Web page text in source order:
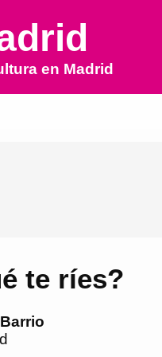
en Madrid
te ríes?